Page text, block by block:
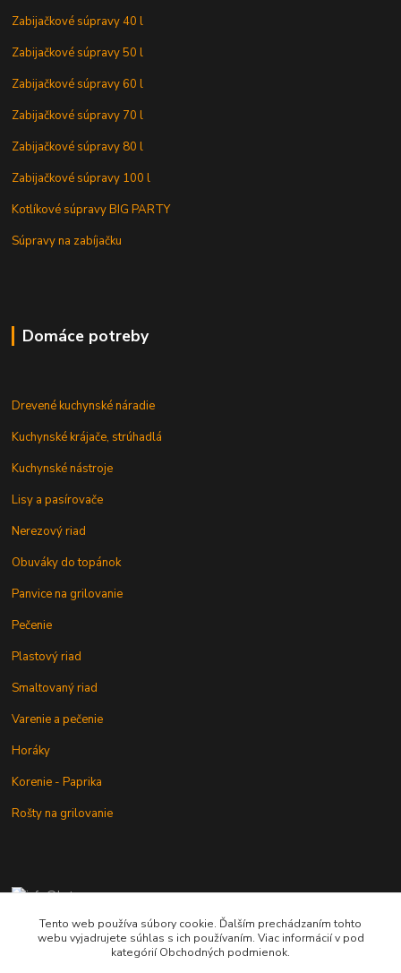
Zabijačkové súpravy 40 l
Zabijačkové súpravy 50 l
Zabijačkové súpravy 60 l
Zabijačkové súpravy 70 l
Zabijačkové súpravy 80 l
Zabijačkové súpravy 100 l
Kotlíkové súpravy BIG PARTY
Súpravy na zabíjačku
Domáce potreby
Drevené kuchynské náradie
Kuchynské krájače, strúhadlá
Kuchynské nástroje
Lisy a pasírovače
Nerezový riad
Obuváky do topánok
Panvice na grilovanie
Pečenie
Plastový riad
Smaltovaný riad
Varenie a pečenie
Horáky
Korenie - Paprika
Rošty na grilovanie
+421 902 212 007
od 8:00 - do 16:00 hod
Tento web používa súbory cookie. Ďalším prechádzaním tohto
webu vyjadrujete súhlas s ich používaním. Viac informácií v pod
kategórií Obchodných podmienok.